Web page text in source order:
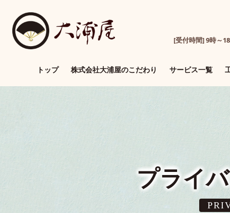
トップ 株式会社大浦屋のこだわり サービス一覧
[受付時間] 9時～
プライ